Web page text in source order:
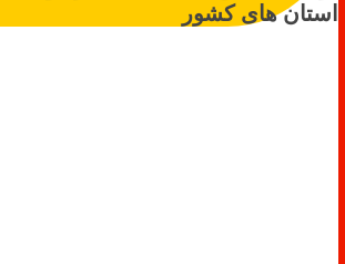
استان های کشور